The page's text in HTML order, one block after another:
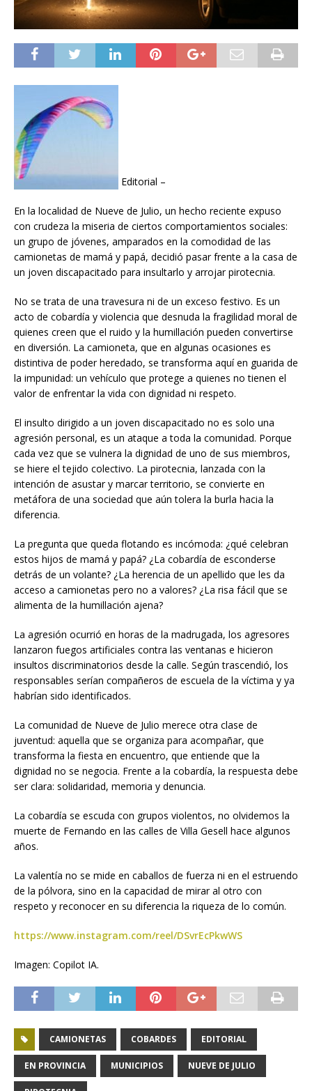
Editorial –
En la localidad de Nueve de Julio, un hecho reciente expuso
con crudeza la miseria de ciertos comportamientos sociales:
un grupo de jóvenes, amparados en la comodidad de las
camionetas de mamá y papá, decidió pasar frente a la casa de
un joven discapacitado para insultarlo y arrojar pirotecnia.
No se trata de una travesura ni de un exceso festivo. Es un
acto de cobardía y violencia que desnuda la fragilidad moral de
quienes creen que el ruido y la humillación pueden convertirse
en diversión. La camioneta, que en algunas ocasiones es
distintiva de poder heredado, se transforma aquí en guarida de
la impunidad: un vehículo que protege a quienes no tienen el
valor de enfrentar la vida con dignidad ni respeto.
El insulto dirigido a un joven discapacitado no es solo una
agresión personal, es un ataque a toda la comunidad. Porque
cada vez que se vulnera la dignidad de uno de sus miembros,
se hiere el tejido colectivo. La pirotecnia, lanzada con la
intención de asustar y marcar territorio, se convierte en
metáfora de una sociedad que aún tolera la burla hacia la
diferencia.
La pregunta que queda flotando es incómoda: ¿qué celebran
estos hijos de mamá y papá? ¿La cobardía de esconderse
detrás de un volante? ¿La herencia de un apellido que les da
acceso a camionetas pero no a valores? ¿La risa fácil que se
alimenta de la humillación ajena?
La agresión ocurrió en horas de la madrugada, los agresores
lanzaron fuegos artificiales contra las ventanas e hicieron
insultos discriminatorios desde la calle. Según trascendió, los
responsables serían compañeros de escuela de la víctima y ya
habrían sido identificados.
La comunidad de Nueve de Julio merece otra clase de
juventud: aquella que se organiza para acompañar, que
transforma la fiesta en encuentro, que entiende que la
dignidad no se negocia. Frente a la cobardía, la respuesta debe
ser clara: solidaridad, memoria y denuncia.
La cobardía se escuda con grupos violentos, no olvidemos la
muerte de Fernando en las calles de Villa Gesell hace algunos
años.
La valentía no se mide en caballos de fuerza ni en el estruendo
de la pólvora, sino en la capacidad de mirar al otro con
respeto y reconocer en su diferencia la riqueza de lo común.
https://www.instagram.com/reel/DSvrEcPkwWS
Imagen: Copilot IA.
CAMIONETAS COBARDES EDITORIAL
EN PROVINCIA MUNICIPIOS NUEVE DE JULIO